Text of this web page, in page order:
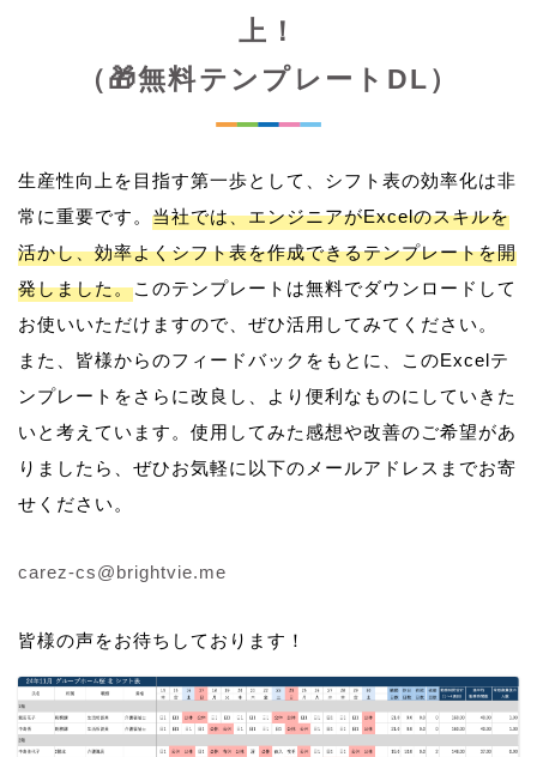
上！
（🎁無料テンプレートDL）
生産性向上を目指す第一歩として、シフト表の効率化は非
常に重要です。 当社では、エンジニアがExcelのスキルを
活かし、効率よくシフト表を作成できるテンプレートを開
発しました。このテンプレートは無料でダウンロードして
お使いいただけますので、ぜひ活用してみてください。
また、皆様からのフィードバックをもとに、このExcelテ
ンプレートをさらに改良し、より便利なものにしていきた
いと考えています。使用してみた感想や改善のご希望があ
りましたら、ぜひお気軽に以下のメールアドレスまでお寄
せください。
carez-cs@brightvie.me
皆様の声をお待ちしております！